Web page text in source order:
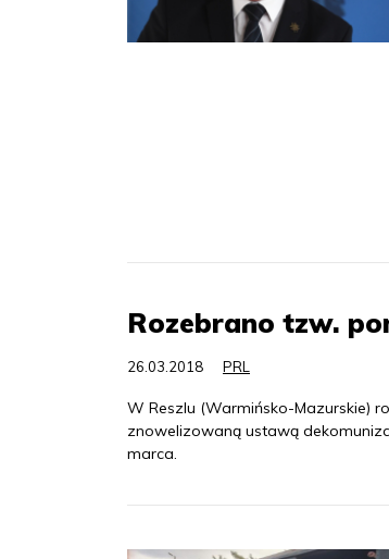
Rozebrano tzw.
26.03.2018 PRL
W Reszlu (Warmińsko-Mazurskie)
znowelizowaną ustawą
marca.